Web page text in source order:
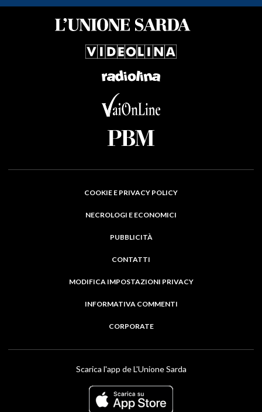
COOKIE E PRIVACY POLICY
NECROLOGI E ECONOMICI
PUBBLICITÀ
CONTATTI
MODIFICA IMPOSTAZIONI PRIVACY
INFORMATIVA COMMENTI
CORPORATE
Scarica l'app de L'Unione Sarda